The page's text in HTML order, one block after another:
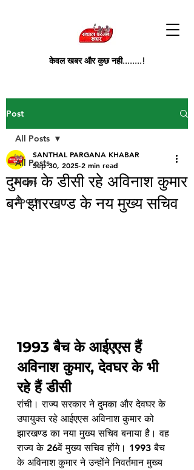
केवल खबर और कुछ नही........!
Post
All Posts
News
Sports
All Posts
दुमका के डीसी रहे अविनाश कुमार
बने झारखण्ड के नय मुख्य सचिव
SANTHAL PARGANA KHABAR
Sep 30, 2025 2 min read
1993 बैच के आईएएस हैं
अविनाश कुमार, देवघर के भी
रहे हैं डीसी
रांची। राज्य सरकार ने दुमका और देवघर के
उपायुक्त रहे आईएएस अविनाश कुमार को
झारखण्ड का नया मुख्य सचिव बनाया है। वह
राज्य के 26वें मुख्य सचिव होंगे। 1993 बैच
के अविनाश कुमार ने उन्होंने निवर्तमान मुख्य